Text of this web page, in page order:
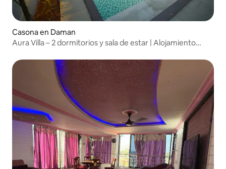
Casona en Daman
Aura Villa – 2 dormitorios y sala de estar | Alojamiento